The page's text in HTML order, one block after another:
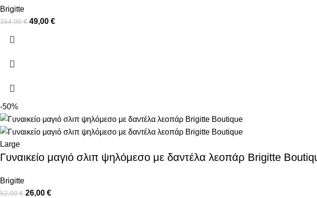
Brigitte
164,00€ 49,00 €
-50%
Large
Γυναικείο μαγιό σλιπ ψηλόμεσο με δαντέλα λεοπάρ Brigitte
Brigitte
52,00€ 26,00 €